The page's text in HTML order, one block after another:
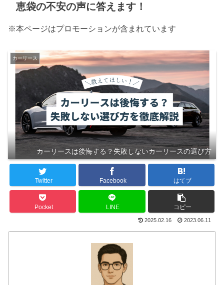
恵袋の不安の声に答えます！
※本ページはプロモーションが含まれています
カーリース
カーリースは後悔する？失敗しないカーリースの選び方
Twitter Facebook はてブ
Pocket LINE コピー
2025.02.16 2023.06.11